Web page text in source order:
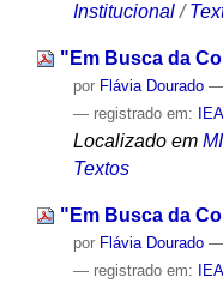
Institucional /
"Em Busca da
por Flávia Dourado —
— registrado em:
IEA
Localizado em
Textos
"Em Busca da
por Flávia Dourado —
— registrado em:
IEA